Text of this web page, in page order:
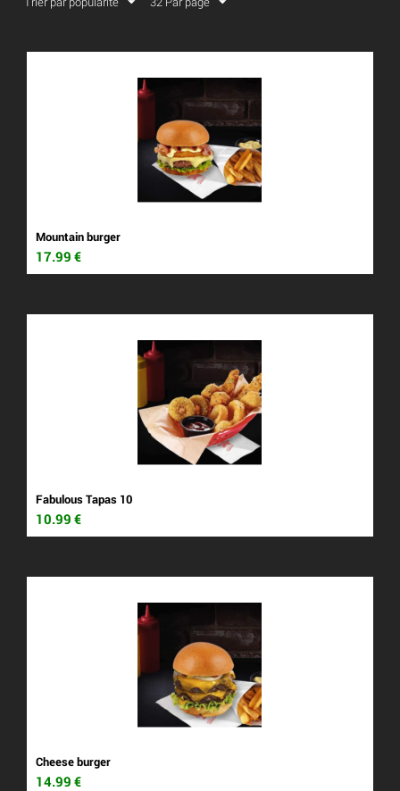
Mountain burger
17.99 €
Fabulous Tapas 10
10.99 €
Cheese burger
14.99 €